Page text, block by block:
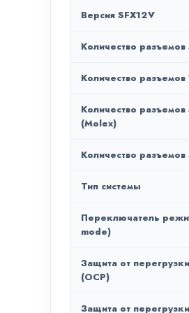
Версия SFX12V
Количество
Количество
Количество разъемов
(Molex)
Количество
Тип системы
Переключатель
mode)
Защита от
(OCP)
Защита от